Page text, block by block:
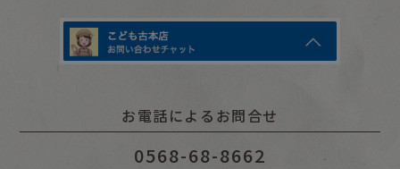
お電話によるお問合せ
0568-68-8662